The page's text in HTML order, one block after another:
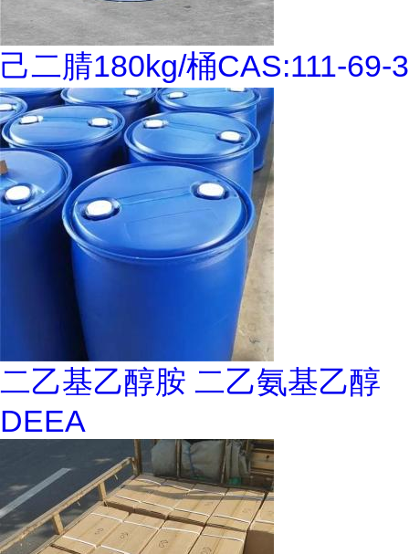
己二腈180kg/桶CAS:111-69-3
二乙基乙醇胺 二乙氨基乙醇
DEEA